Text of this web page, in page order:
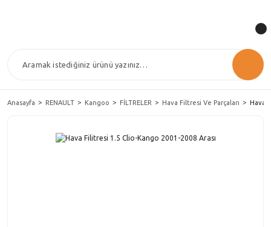
Anasayfa RENAULT Kangoo FİLTRELER Hava Filtresi Ve Parçaları Hava